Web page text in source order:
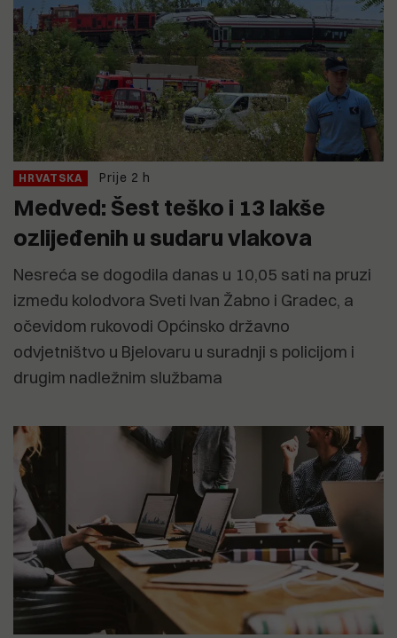
HRVATSKA Prije 2 h
Medved: Šest teško i 13 lakše
ozlijeđenih u sudaru vlakova
Nesreća se dogodila danas u 10,05 sati na pruzi
između kolodvora Sveti Ivan Žabno i Gradec, a
očevidom rukovodi Općinsko državno
odvjetništvo u Bjelovaru u suradnji s policijom i
drugim nadležnim službama